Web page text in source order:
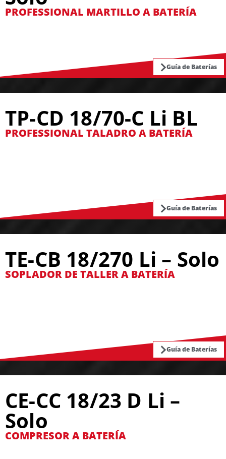
PROFESSIONAL MARTILLO A BATERÍA
Guía de Baterías
TP-CD 18/70-C Li BL
PROFESSIONAL TALADRO A BATERÍA
Guía de Baterías
TE-CB 18/270 Li – Solo
SOPLADOR DE TALLER A BATERÍA
Guía de Baterías
CE-CC 18/23 D Li –
Solo
COMPRESOR A BATERÍA